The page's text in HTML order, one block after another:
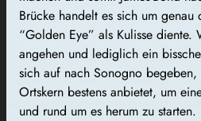
Brücke handelt es sich um
“Golden Eye” als Kulisse diente.
angehen und lediglich ein
sich auf nach Sonogno begeben,
Ortskern bestens anbietet, um
und rund um es herum zu starten.